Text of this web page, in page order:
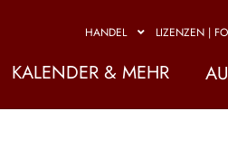
HANDEL LIZENZEN |
KALENDER & MEHR